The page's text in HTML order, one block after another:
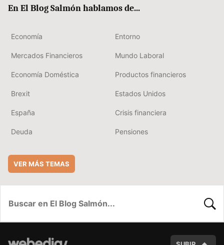
En El Blog Salmón hablamos de...
Economía Entorno
Mercados Financieros Mundo Laboral
Economía Doméstica Productos financieros
Brexit Estados Unidos
España Crisis financiera
Deuda Pensiones
VER MÁS TEMAS